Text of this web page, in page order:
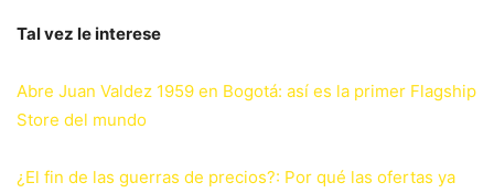
Tal vez le interese
Abre Juan Valdez 1959 en Bogotá: así es la primer Flagship
Store del mundo
¿El fin de las guerras de precios?: Por qué las ofertas ya